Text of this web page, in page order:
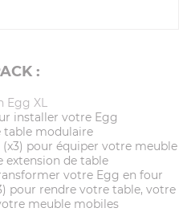
:
Egg XL
installer votre Egg
table modulaire
(x3) pour équiper votre meuble
de table
votre Egg en four
pour rendre votre table, votre
meuble mobiles